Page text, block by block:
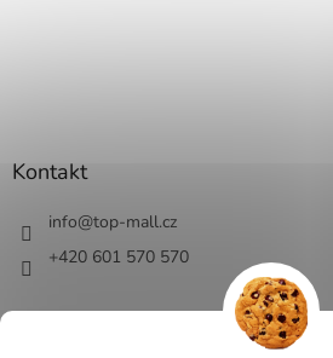
Kontakt
info@top-mall.cz
+420 601 570 570